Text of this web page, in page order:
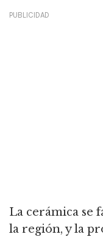
PUBLICIDAD
La cerámica se
la región, y la